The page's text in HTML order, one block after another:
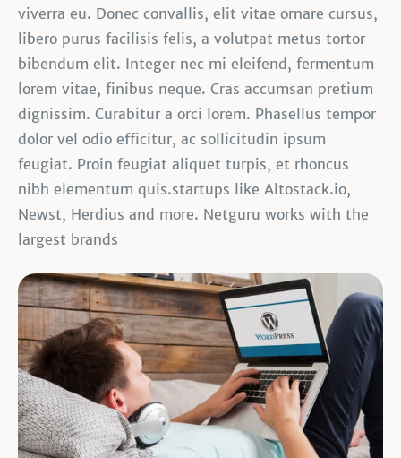
viverra eu. Donec convallis, elit vitae ornare cursus,
libero purus facilisis felis, a volutpat metus tortor
bibendum elit. Integer nec mi eleifend, fermentum
lorem vitae, finibus neque. Cras accumsan pretium
dignissim. Curabitur a orci lorem. Phasellus tempor
dolor vel odio efficitur, ac sollicitudin ipsum
feugiat. Proin feugiat aliquet turpis, et rhoncus
nibh elementum quis.startups like Altostack.io,
Newst, Herdius and more. Netguru works with the
largest brands